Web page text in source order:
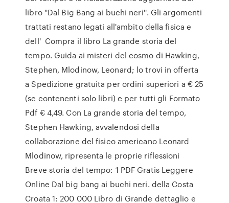
libro ''Dal Big Bang ai buchi neri''. Gli argomenti
trattati restano legati all'ambito della fisica e
dell' Compra il libro La grande storia del
tempo. Guida ai misteri del cosmo di Hawking,
Stephen, Mlodinow, Leonard; lo trovi in offerta
a Spedizione gratuita per ordini superiori a € 25
(se contenenti solo libri) e per tutti gli Formato
Pdf € 4,49. Con La grande storia del tempo,
Stephen Hawking, avvalendosi della
collaborazione del fisico americano Leonard
Mlodinow, ripresenta le proprie riflessioni
Breve storia del tempo: 1 PDF Gratis Leggere
Online Dal big bang ai buchi neri. della Costa
Croata 1: 200 000 Libro di Grande dettaglio e